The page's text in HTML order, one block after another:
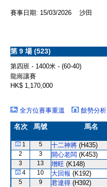
賽事日期: 15/03/2026 沙田
第 9 場 (523)
第四班 - 1400米 - (60-40)
龍崗讓賽
HK$ 1,170,000
全方位賽事重溫
餘勢分析
名次 馬號 馬名
1 5 十二神將 (H435)
2
3 開心老闆 (K453)
3
13 增旺 (K148)
4
10 大回報 (K192)
5
9 君達得 (H392)